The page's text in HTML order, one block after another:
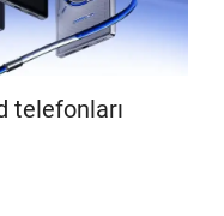
telefonları